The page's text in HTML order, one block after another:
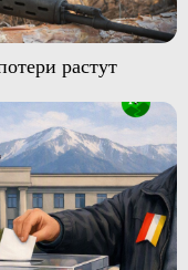
растут